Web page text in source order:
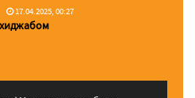
17.04.2025, 00:27